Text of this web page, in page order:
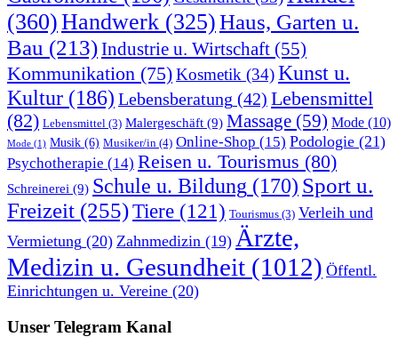
(360)Handwerk (325)Haus, Garten u.
Bau (213)Industrie u. Wirtschaft (55)
Kommunikation (75)Kosmetik (34)Kunst u.
Kultur (186) Lebensberatung (42) Lebensmittel
(82) Lebensmittel (3) Malergeschäft (9) Massage (59) Mode (10)
Mode (1) Musik (6) Musiker/in (4) Online-Shop (15) Podologie (21)
Psychotherapie (14) Reisen u. Tourismus (80)
Schreinerei (9) Schule u. Bildung (170) Sport u.
Freizeit (255)Tiere (121) Tourismus (3) Verleih und
Vermietung (20) Zahnmedizin (19) Ärzte,
Medizin u. Gesundheit (1012) Öffentl.
Einrichtungen u. Vereine (20)
Unser Telegram Kanal